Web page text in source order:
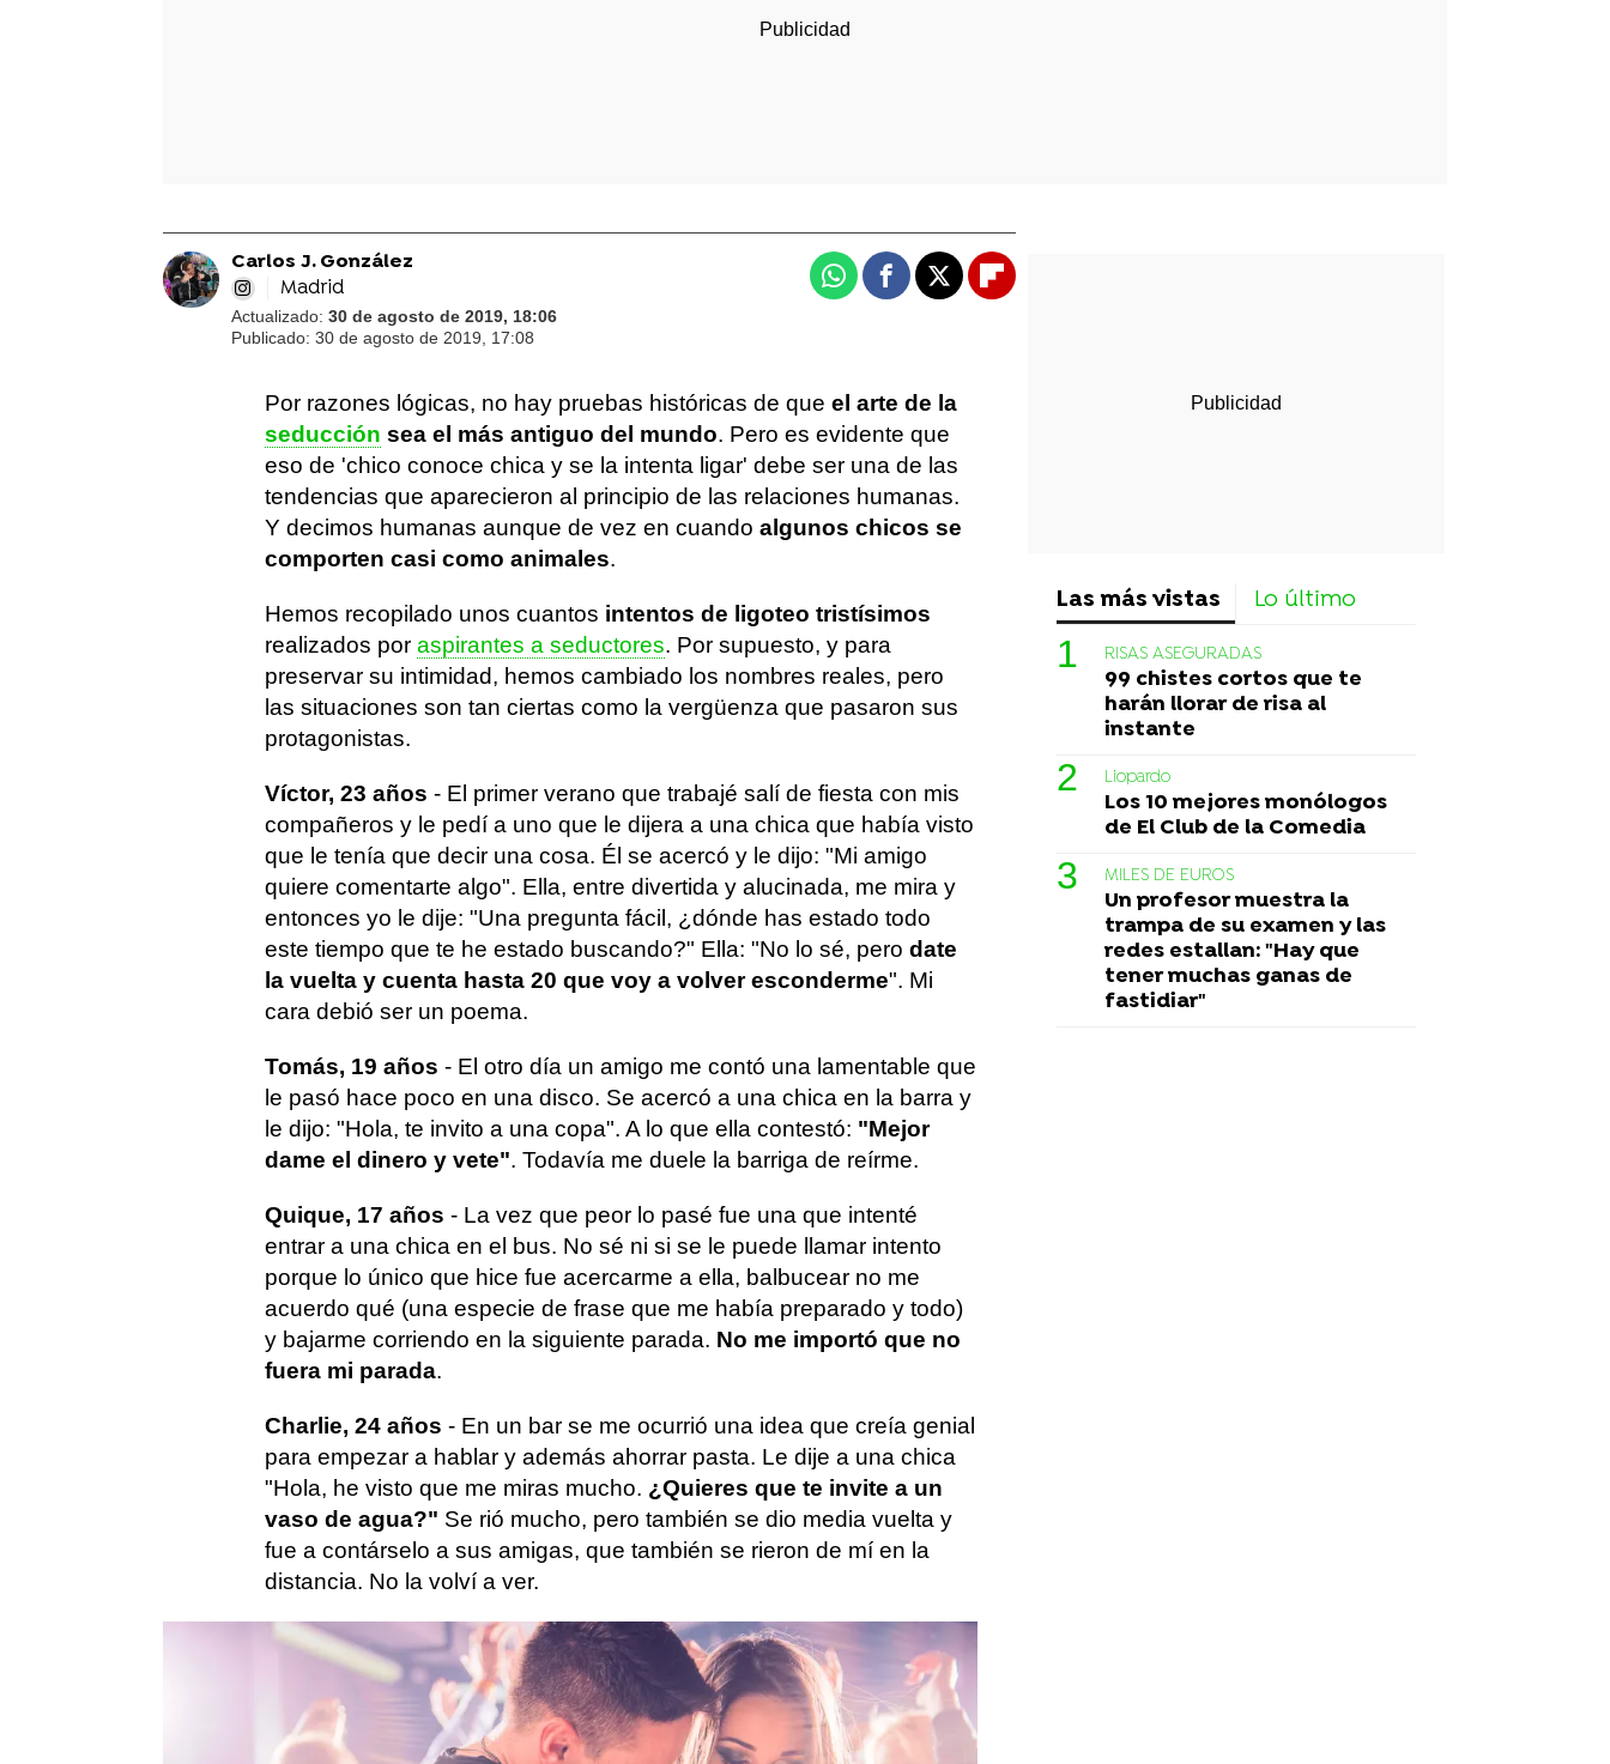
Carlos J. González
Madrid
Actualizado: 30 de agosto de 2019, 18:06
Publicado: 30 de agosto de 2019, 17:08
WhatsappFacebook
X Flipboard
Por razones lógicas, no hay pruebas históricas de que el arte de la
seducción sea el más antiguo del mundo. Pero es evidente que
eso de 'chico conoce chica y se la intenta ligar' debe ser una de las
tendencias que aparecieron al principio de las relaciones humanas.
Y decimos humanas aunque de vez en cuando algunos chicos se
comporten casi como animales.
Hemos recopilado unos cuantos intentos de ligoteo tristísimos
realizados por aspirantes a seductores. Por supuesto, y para
preservar su intimidad, hemos cambiado los nombres reales, pero
las situaciones son tan ciertas como la vergüenza que pasaron sus
protagonistas.
Víctor, 23 años - El primer verano que trabajé salí de fiesta con mis
compañeros y le pedí a uno que le dijera a una chica que había visto
que le tenía que decir una cosa. Él se acercó y le dijo: "Mi amigo
quiere comentarte algo". Ella, entre divertida y alucinada, me mira y
entonces yo le dije: "Una pregunta fácil, ¿dónde has estado todo
este tiempo que te he estado buscando?" Ella: "No lo sé, pero date
la vuelta y cuenta hasta 20 que voy a volver esconderme". Mi
cara debió ser un poema.
Tomás, 19 años - El otro día un amigo me contó una lamentable que
le pasó hace poco en una disco. Se acercó a una chica en la barra y
le dijo: "Hola, te invito a una copa". A lo que ella contestó: "Mejor
dame el dinero y vete". Todavía me duele la barriga de reírme.
Quique, 17 años - La vez que peor lo pasé fue una que intenté
entrar a una chica en el bus. No sé ni si se le puede llamar intento
porque lo único que hice fue acercarme a ella, balbucear no me
acuerdo qué (una especie de frase que me había preparado y todo)
y bajarme corriendo en la siguiente parada. No me importó que no
fuera mi parada.
Charlie, 24 años - En un bar se me ocurrió una idea que creía genial
para empezar a hablar y además ahorrar pasta. Le dije a una chica
"Hola, he visto que me miras mucho. ¿Quieres que te invite a un
vaso de agua?" Se rió mucho, pero también se dio media vuelta y
fue a contárselo a sus amigas, que también se rieron de mí en la
distancia. No la volví a ver.
Las más vistas Lo último
RISAS ASEGURADAS
99 chistes cortos que te
harán llorar de risa al
instante
Liopardo
Los 10 mejores monólogos
de El Club de la Comedia
MILES DE EUROS
Un profesor muestra la
trampa de su examen y las
redes estallan: "Hay que
tener muchas ganas de
fastidiar"